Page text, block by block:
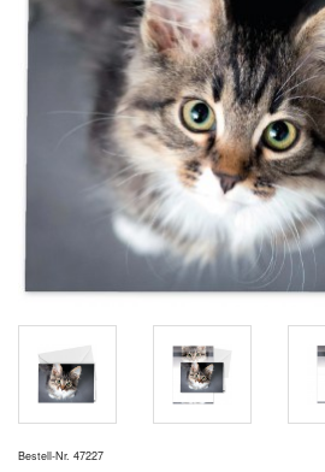
Bestell-Nr. 47227